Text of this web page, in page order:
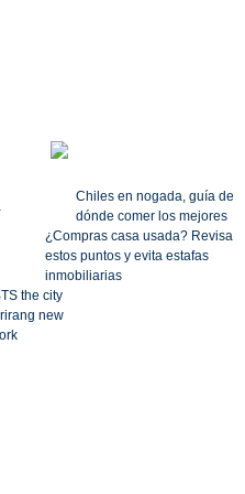
Chiles en nogada, guía de
dónde comer los mejores
¿Compras casa usada? Revisa
estos puntos y evita estafas
inmobiliarias
the city
new